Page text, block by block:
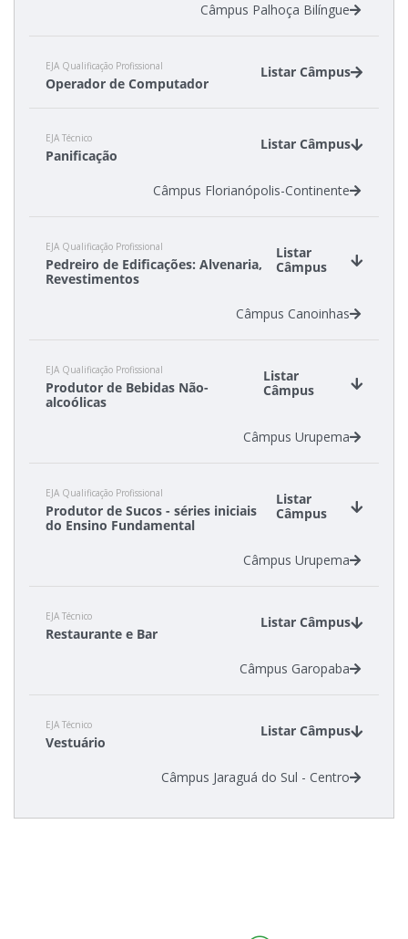
Câmpus Palhoça Bilíngue
EJA Qualificação Profissional
Operador de Computador
Listar Câmpus
Câmpus São Carlos
EJA Técnico
Panificação
Listar Câmpus
Câmpus Florianópolis-Continente
EJA Qualificação Profissional
Pedreiro de Edificações: Alvenaria,
Revestimentos
Listar
Câmpus
Câmpus Canoinhas
EJA Qualificação Profissional
Produtor de Bebidas Não-
alcoólicas
Listar
Câmpus
Câmpus Urupema
EJA Qualificação Profissional
Produtor de Sucos - séries iniciais
do Ensino Fundamental
Listar
Câmpus
Câmpus Urupema
EJA Técnico
Restaurante e Bar
Listar Câmpus
Câmpus Garopaba
EJA Técnico
Vestuário
Listar Câmpus
Câmpus Jaraguá do Sul - Centro